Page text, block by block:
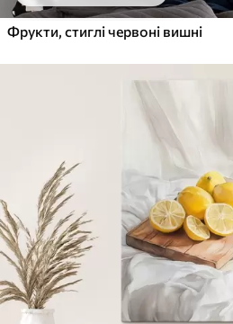
Фрукти, стиглі червоні вишні